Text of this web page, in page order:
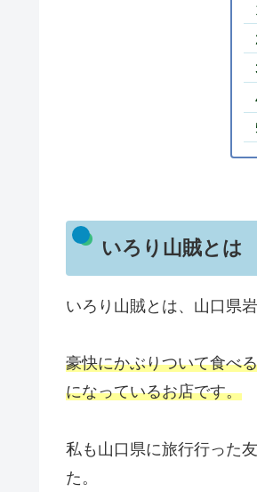
いろり山賊とは
いろり山賊とは、山口県
豪快にかぶりついて食べ
になっているお店です。
私も山口県に旅行行った
た。